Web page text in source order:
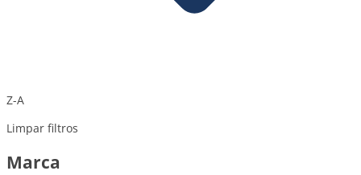
Z-A
Limpar filtros
Marca